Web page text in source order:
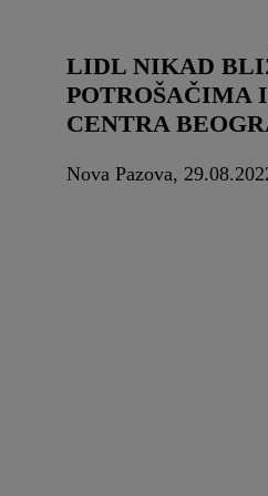
LIDL NIKAD
POTROŠAČIMA
CENTRA
Nova Pazova,